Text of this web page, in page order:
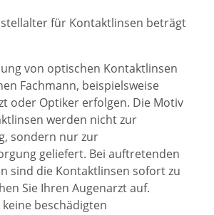
für Kontaktlinsen beträgt
von optischen Kontaktlinsen
Fachmann, beispielsweise
oder Optiker erfolgen. Die Motiv
werden nicht zur
sondern nur zur
geliefert. Bei auftretenden
sind die Kontaktlinsen sofort zu
Sie Ihren Augenarzt auf.
beschädigten